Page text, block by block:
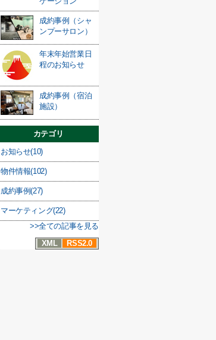
成約事例（シャ
ンプーサロン）
年末年始営業日
程のお知らせ
成約事例（宿泊
施設）
カテゴリ
お知らせ(10)
物件情報(102)
成約事例(27)
マーケティング(22)
>>全ての記事を見る
XML
RSS2.0